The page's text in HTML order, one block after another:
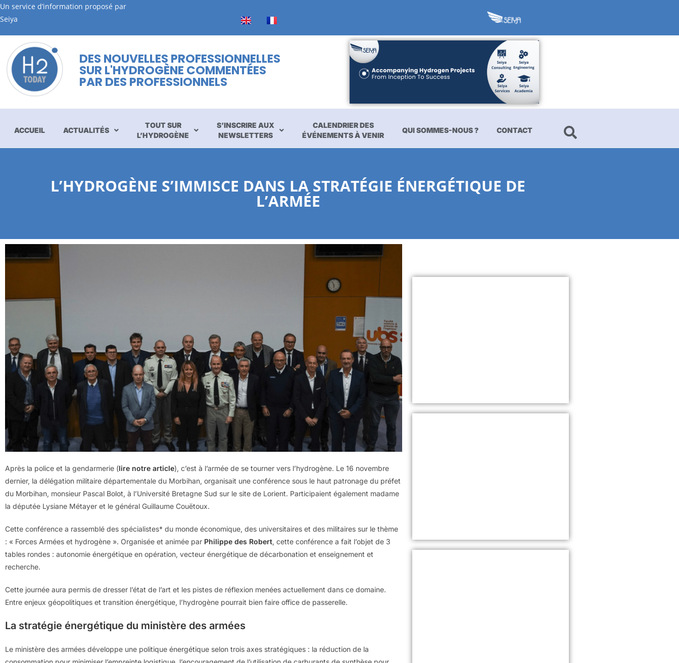
Un service d’information proposé par
Seiya
DES NOUVELLES PROFESSIONNELLES
SUR L'HYDROGÈNE COMMENTÉES
PAR DES PROFESSIONNELS
ACCUEIL ACTUALITÉS
TOUT SUR
L’HYDROGÈNE
S’INSCRIRE AUX
NEWSLETTERS
CALENDRIER DES
ÉVÉNEMENTS À VENIR
QUI SOMMES-NOUS ? CONTACT
L’HYDROGÈNE S’IMMISCE DANS LA STRATÉGIE ÉNERGÉTIQUE DE
L’ARMÉE
Après la police et la gendarmerie (lire notre article), c’est à l’armée de se tourner vers l’hydrogène. Le 16 novembre
dernier, la délégation militaire départementale du Morbihan, organisait une conférence sous le haut patronage du préfet
du Morbihan, monsieur Pascal Bolot, à l’Université Bretagne Sud sur le site de Lorient. Participaient également madame
la députée Lysiane Métayer et le général Guillaume Couëtoux.
Cette conférence a rassemblé des spécialistes* du monde économique, des universitaires et des militaires sur le thème
: « Forces Armées et hydrogène ». Organisée et animée par Philippe des Robert, cette conférence a fait l’objet de 3
tables rondes : autonomie énergétique en opération, vecteur énergétique de décarbonation et enseignement et
recherche.
Cette journée aura permis de dresser l’état de l’art et les pistes de réflexion menées actuellement dans ce domaine.
Entre enjeux géopolitiques et transition énergétique, l’hydrogène pourrait bien faire office de passerelle.
La stratégie énergétique du ministère des armées
Le ministère des armées développe une politique énergétique selon trois axes stratégiques : la réduction de la